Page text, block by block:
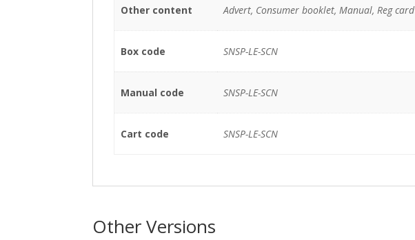
Other content Advert, Consumer booklet, Manual, Reg card
Box code SNSP-LE-SCN
Manual code SNSP-LE-SCN
Cart code SNSP-LE-SCN
Other Versions